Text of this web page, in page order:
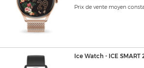
Prix de vente moyen
Ice Watch - ICE SMART